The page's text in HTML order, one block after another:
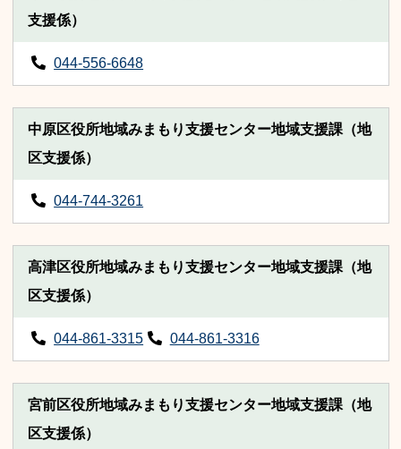
支援係）
044-556-6648
中原区役所地域みまもり支援センター地域支援課（地
区支援係）
044-744-3261
高津区役所地域みまもり支援センター地域支援課（地
区支援係）
044-861-3315 044-861-3316
宮前区役所地域みまもり支援センター地域支援課（地
区支援係）